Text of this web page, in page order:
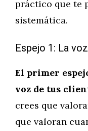
práctico que te
sistemática.
Espejo 1: La
El primer
voz de tus
crees que
que valoran